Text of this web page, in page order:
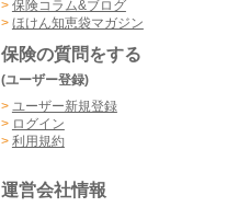
> 保険コラム&ブログ
> ほけん知恵袋マガジン
保険の質問をする
(ユーザー登録)
> ユーザー新規登録
> ログイン
> 利用規約
運営会社情報